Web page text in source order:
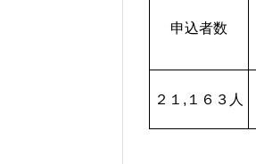
申込者数
２１,１６３人